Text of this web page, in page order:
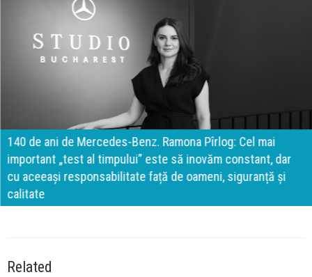
140 de ani de Mercedes-Benz. Ramona Pîrlog: Cel mai
important „test al timpului” este să inovăm constant, dar
cu aceeași responsabilitate față de oameni, siguranță și
calitate
Related